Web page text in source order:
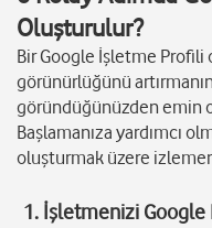
Oluşturulur?
Bir Google İşletme
görünürlüğünü
göründüğünüzden emin
Başlamanıza yardımcı
oluşturmak üzere
1. İşletmenizi